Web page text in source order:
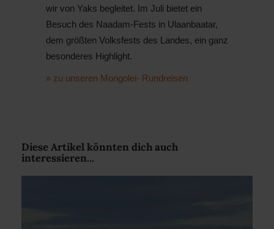
wir von Yaks begleitet. Im Juli bietet ein
Besuch des Naadam-Fests in Ulaanbaatar,
dem größten Volksfests des Landes, ein ganz
besonderes Highlight.
» zu unseren Mongolei- Rundreisen
Diese Artikel könnten dich auch
interessieren...